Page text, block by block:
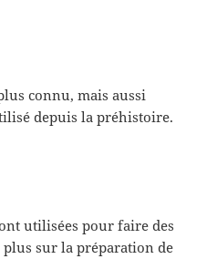
connu, mais aussi
depuis la préhistoire.
utilisées pour faire des
plus sur la préparation de